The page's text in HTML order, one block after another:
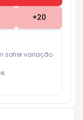
+20
sofrer variação